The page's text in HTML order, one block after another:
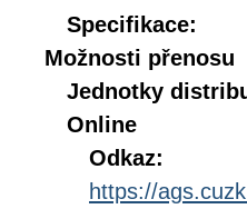
Specifikace:
Možnosti přenosu
Jednotky
Online
Odkaz:
https://